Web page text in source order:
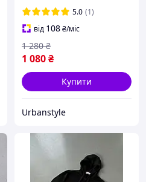
блискавці з патчем зіпка
Туреччина
5.0 (1)
від 108₴/міс
1 080₴
1 280 ₴
Купити
Urbanstyle